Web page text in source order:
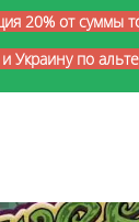
20% от суммы
Украину по